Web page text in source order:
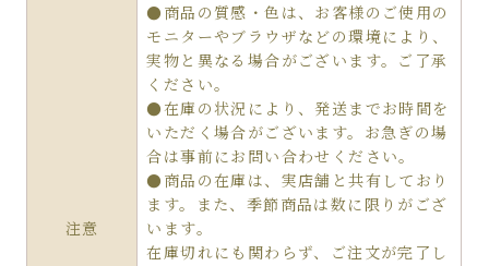
注意
●商品の質感・色は、お客様のご使用の
モニターやブラウザなどの環境により、
実物と異なる場合がございます。ご了承
ください。
●在庫の状況により、発送までお時間を
いただく場合がございます。お急ぎの場
合は事前にお問い合わせください。
●商品の在庫は、実店舗と共有しており
ます。また、季節商品は数に限りがござ
います。
在庫切れにも関わらず、ご注文が完了し